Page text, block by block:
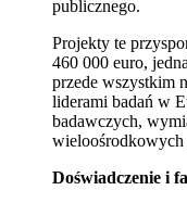
publicznego.
Projekty te
460 000 euro,
przede wszystkim
liderami badań w
badawczych,
Doświadczenie i